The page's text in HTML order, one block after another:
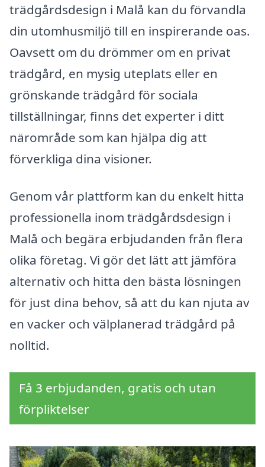
trädgårdsdesign i Malå kan du förvandla
din utomhusmiljö till en inspirerande oas.
Oavsett om du drömmer om en privat
trädgård, en mysig uteplats eller en
grönskande trädgård för sociala
tillställningar, finns det experter i ditt
närområde som kan hjälpa dig att
förverkliga dina visioner.
Genom vår plattform kan du enkelt hitta
professionella inom trädgårdsdesign i
Malå och begära erbjudanden från flera
olika företag. Vi gör det lätt att jämföra
alternativ och hitta den bästa lösningen
för just dina behov, så att du kan njuta av
en vacker och välplanerad trädgård på
nolltid.
Få 3 erbjudanden, gratis och utan
förpliktelser